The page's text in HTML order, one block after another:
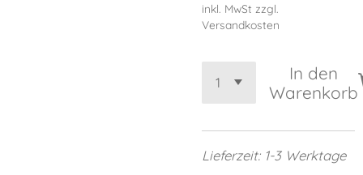
inkl. MwSt zzgl.
Versandkosten
In den
Warenkorb
Lieferzeit: 1-3 Werktage